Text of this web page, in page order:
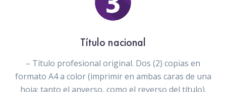
Título nacional
– Título profesional original. Dos (2) copias en
formato A4 a color (imprimir en ambas caras de una
hoja; tanto el anverso, como el reverso del título).